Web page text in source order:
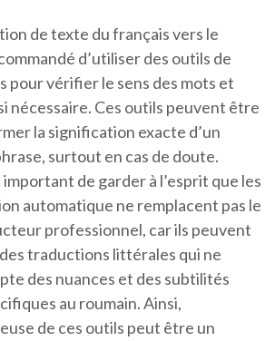
de texte du français vers le
d’utiliser des outils de
pour vérifier le sens des mots et
nécessaire. Ces outils peuvent être
la signification exacte d’un
surtout en cas de doute.
de garder à l’esprit que les
automatique ne remplacent pas le
professionnel, car ils peuvent
traductions littérales qui ne
des nuances et des subtilités
au roumain. Ainsi,
de ces outils peut être un